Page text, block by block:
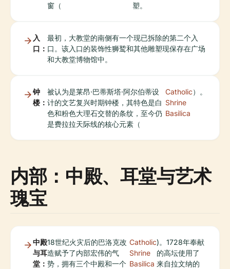
窗（
塑。
入
口：
最初，大教堂的南侧有一个现已拆除的第二个入
口。该入口的装饰性狮鹫和其他雕塑现保存在广场
和大教堂博物馆中。
钟
楼：
被认为是莱昂·巴蒂斯塔·阿尔伯蒂设
计的文艺复兴时期钟楼，其特色是白
色和粉色大理石交替的条纹，至今仍
是费拉拉天际线的核心元素（
Catholic
Shrine
Basilica
）。
内部：中殿、耳堂与艺术
瑰宝
中殿
与耳
堂：
18世纪火灾后的巴洛克改
造赋予了内部宏伟的气
势，拥有三个中殿和一个
Catholic
Shrine
Basilica
)。1728年奉献
的高坛使用了
来自拉文纳的